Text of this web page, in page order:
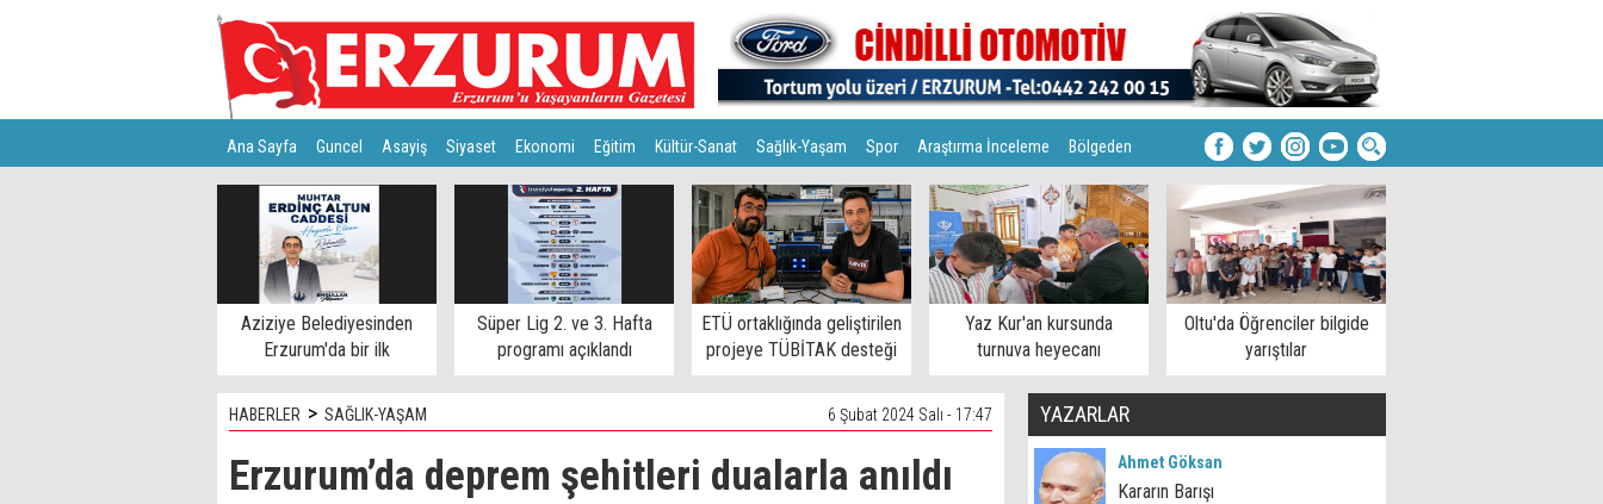
Ana Sayfa Guncel Asayiş Siyaset Ekonomi Eğitim Kültür-Sanat Sağlık-Yaşam Spor Araştırma İnceleme Bölgeden
Teknoloji
Aziziye Belediyesinden
Erzurum'da bir ilk
Süper Lig 2. ve 3. Hafta
programı açıklandı
ETÜ ortaklığında geliştirilen
projeye TÜBİTAK desteği
Yaz Kur'an kursunda
turnuva heyecanı
Oltu'da Öğrenciler bilgide
yarıştılar
HABERLER > SAĞLIK-YAŞAM 6 Şubat 2024 Salı - 17:47
Erzurum’da deprem şehitleri dualarla anıldı
YAZARLAR
Ahmet Göksan
Kararın Barışı